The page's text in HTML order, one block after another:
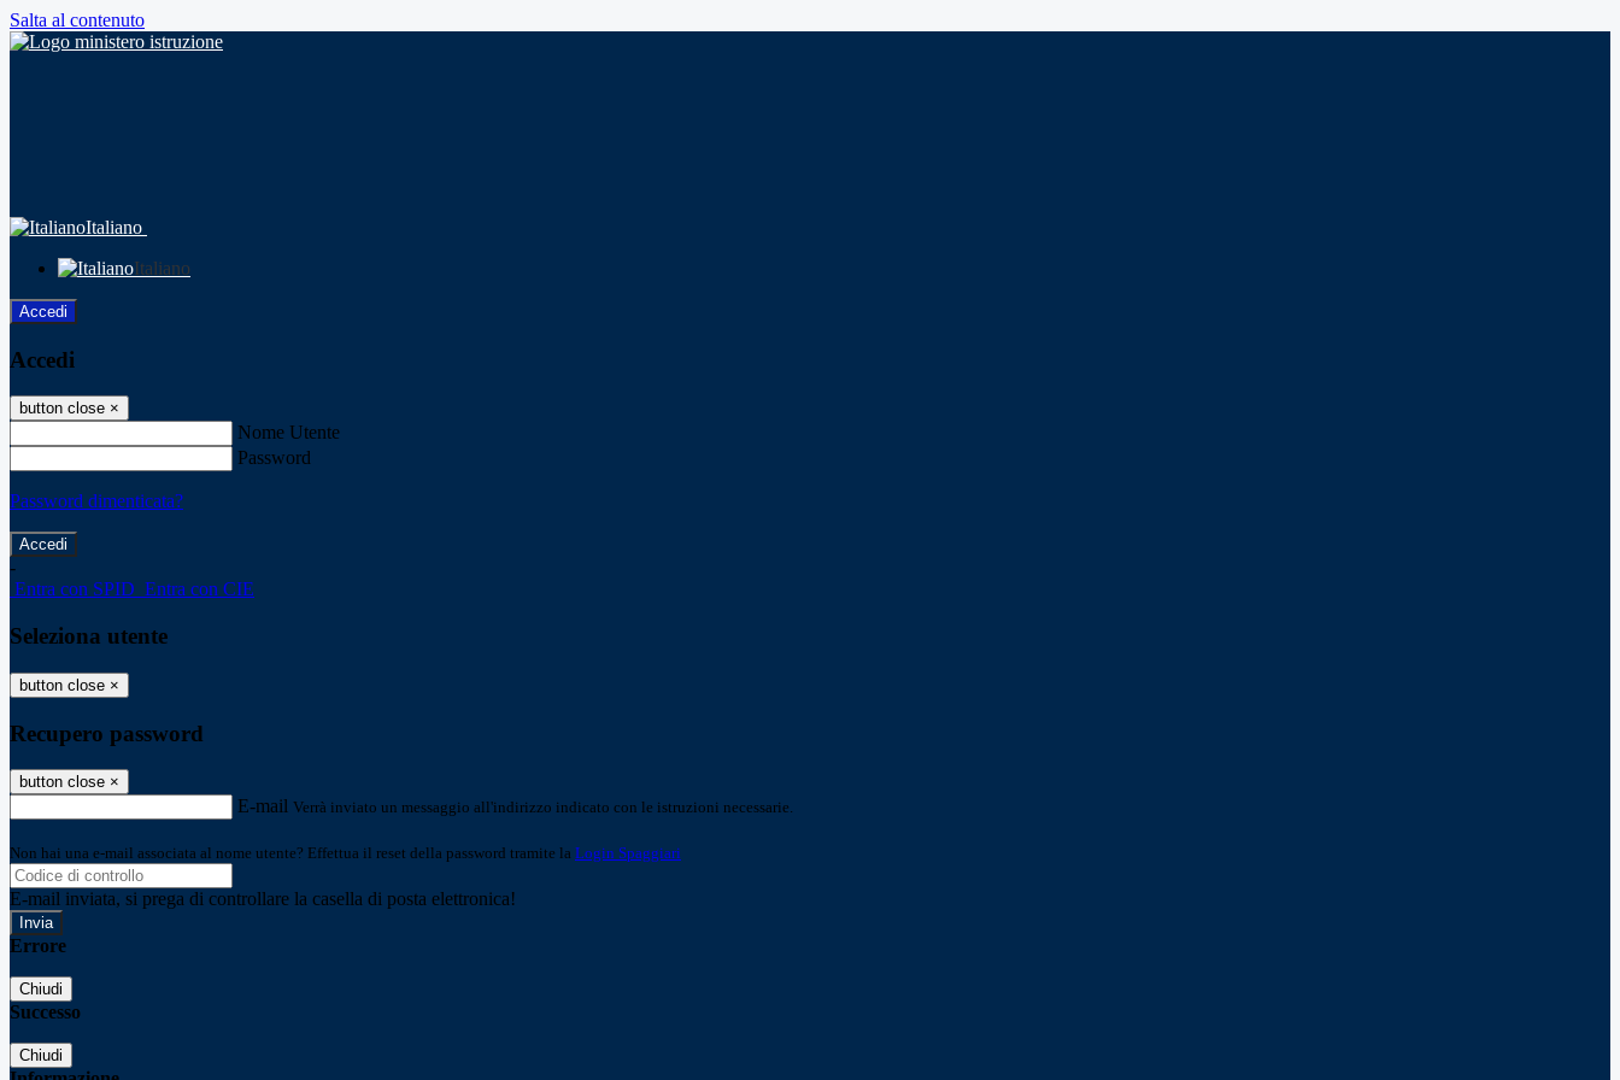
Salta al contenuto
Italiano
Italiano
Accedi
Accedi
button close ×
Nome Utente
Password
Password dimenticata?
-
Entra con SPID Entra con CIE
Seleziona utente
button close ×
Recupero password
button close ×
E-mail Verrà inviato un messaggio all'indirizzo indicato con le istruzioni necessarie.
Non hai una e-mail associata al nome utente? Effettua il reset della password tramite la Login Spaggiari
E-mail inviata, si prega di controllare la casella di posta elettronica!
Errore
Chiudi
Successo
Chiudi